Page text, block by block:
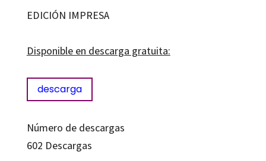
detección
actuación
ante
la
explotación
infantil
y
EDICIÓN IMPRESA
Disponible en descarga gratuita:
descarga
Número de descargas
602 Descargas